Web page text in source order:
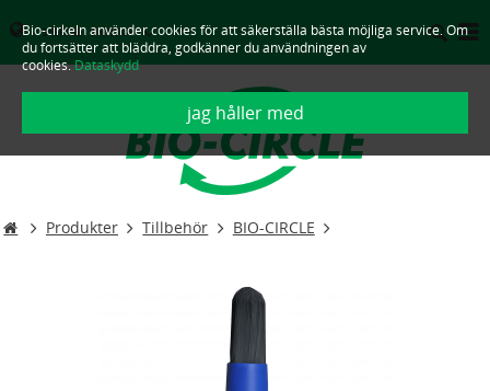
Bio-cirkeln använder cookies för att säkerställa bästa möjliga service. Om
du fortsätter att bläddra, godkänner du användningen av
cookies.Dataskydd
jag håller med
SVERIGE - SVENSKA
Produkter Tillbehör BIO-CIRCLE